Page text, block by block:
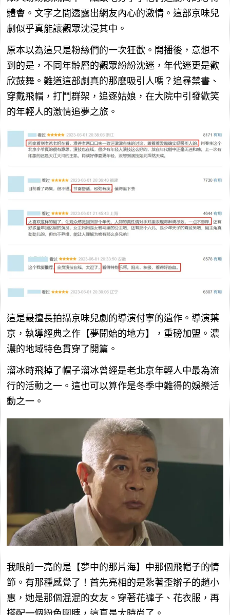
體會。文字之間透露出網友內心的激情。這部京味兒
劇似乎真能讓觀眾沈浸其中。
原本以為這只是粉絲們的一次狂歡。開播後，意想不
到的是，不同年齡層的觀眾紛紛沈迷，年代迷更是歡
欣鼓舞。難道這部劇真的那麽吸引人嗎？追尋禁書、
穿戴飛帽，打鬥群架，追逐姑娘，在大院中引發歡笑
的年輕人的激情追夢之旅。
這是最擅長拍攝京味兒劇的導演付寧的遺作。導演葉
京，執導經典之作【夢開始的地方】，重磅加盟。濃
濃的地域特色貫穿了開篇。
溜冰時飛掉了帽子溜冰曾經是老北京年輕人中最為流
行的活動之一。這也可以算作是冬季中難得的娛樂活
動之一。
我眼前一亮的是【夢中的那片海】中那個飛帽子的情
節。有那種感覺了！首先亮相的是紮著歪辮子的趙小
惠，她是那個混混的女友。穿著花褲子、花衣服，再